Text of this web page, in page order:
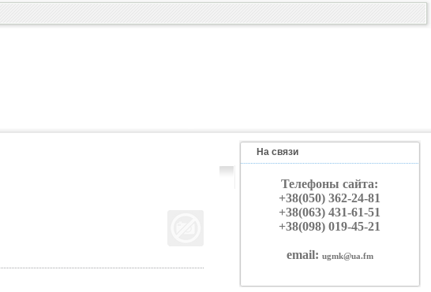
На связи
Телефоны сайта:
+38(050) 362-24-81
+38(063) 431-61-51
+38(098) 019-45-21
email: ugmk@ua.fm